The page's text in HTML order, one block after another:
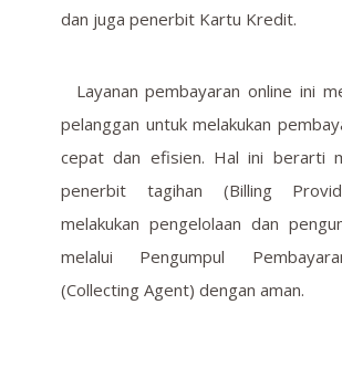
dan juga penerbit Kartu Kredit.
Layanan pembayaran online ini
pelanggan untuk melakukan
cepat dan efisien. Hal ini berarti
penerbit tagihan (Billing
melakukan pengelolaan dan
melalui Pengumpul
(Collecting Agent) dengan aman.